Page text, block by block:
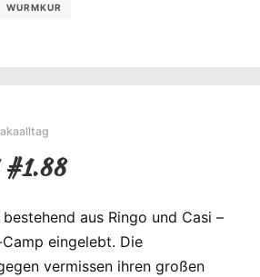
WURMKUR
#1.88
aus Ringo und Casi –
eingelebt. Die
vermissen ihren großen